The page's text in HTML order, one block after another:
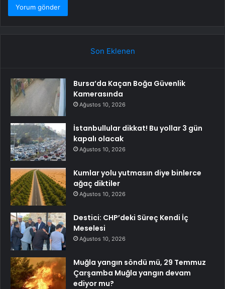
Son Eklenen
Bursa’da Kaçan Boğa Güvenlik
Kamerasında
Ağustos 10, 2026
İstanbullular dikkat! Bu yollar 3 gün
kapalı olacak
Ağustos 10, 2026
Kumlar yolu yutmasın diye binlerce
ağaç diktiler
Ağustos 10, 2026
Destici: CHP’deki Süreç Kendi İç
Meselesi
Ağustos 10, 2026
Muğla yangın söndü mü, 29 Temmuz
Çarşamba Muğla yangın devam
ediyor mu?